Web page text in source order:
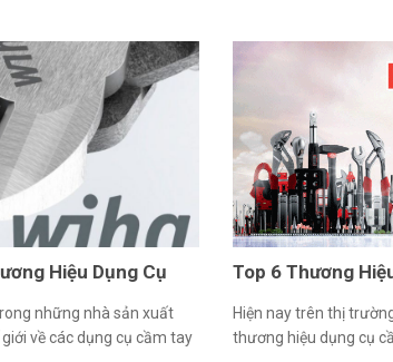
thế công cụ đặc biệt
hãng tiên phong trong
Henry Ford và Dodge
đối tác đã dựa vào […]
trải nghiệm và đánh
toàn của sản phẩm
dụng: 01/06~30/06/
cắt 3M 51778
[…]
Hiệu Dụng Cụ
những nhà sản xuất
về các dụng cụ cầm tay
Top 6 Thương
Hiện nay trên thị
thương hiệu dụng cụ